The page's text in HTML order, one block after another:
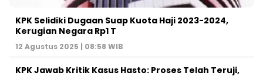
KPK Selidiki Dugaan Suap Kuota Haji 2023-2024,
Kerugian Negara Rp1 T
12 Agustus 2025 | 08:58 WIB
KPK Jawab Kritik Kasus Hasto: Proses Telah Teruji,